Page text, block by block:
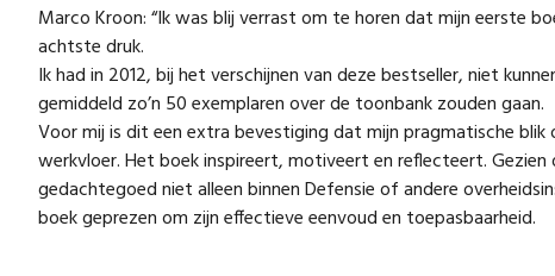
Marco Kroon: “Ik was blij verrast om te horen dat mijn eerste
achtste druk.
Ik had in 2012, bij het verschijnen van deze bestseller, niet
gemiddeld zo’n 50 exemplaren over de toonbank zouden gaan.
Voor mij is dit een extra bevestiging dat mijn pragmatische
werkvloer. Het boek inspireert, motiveert en reflecteert. Gezien
gedachtegoed niet alleen binnen Defensie of andere
boek geprezen om zijn effectieve eenvoud en toepasbaarheid.